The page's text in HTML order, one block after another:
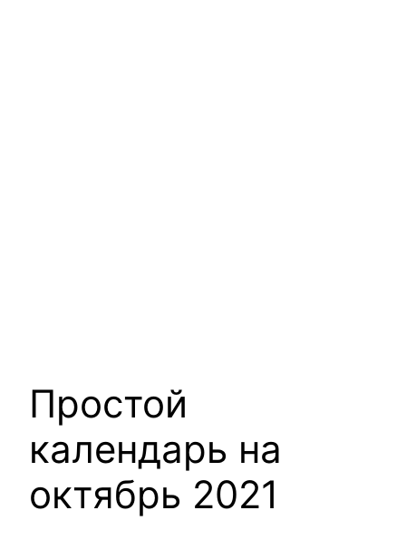
Простой
календарь на
октябрь 2021